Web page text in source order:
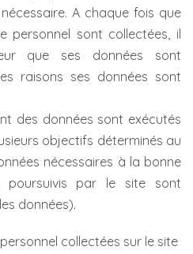
A chaque fois que
personnel sont collectées, il
que ses données sont
raisons ses données sont
des données sont exécutés
objectifs déterminés au
nécessaires à la bonne
poursuivis par le site sont
données).
collectées sur le site